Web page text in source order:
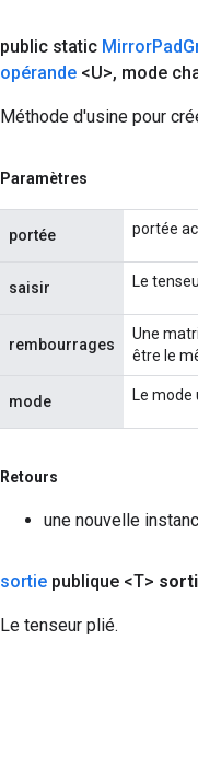
public static MirrorPad
opérande <U>, mode
Méthode d'usine pour
Paramètres
portée portée
saisir Le
rembourrages
Une
être le
mode Le mode
Retours
une nouvelle
sortie publique <T>
Le tenseur plié.